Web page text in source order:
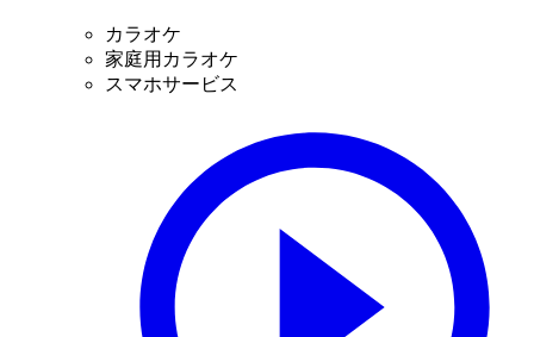
カラオケ
家庭用カラオケ
スマホサービス